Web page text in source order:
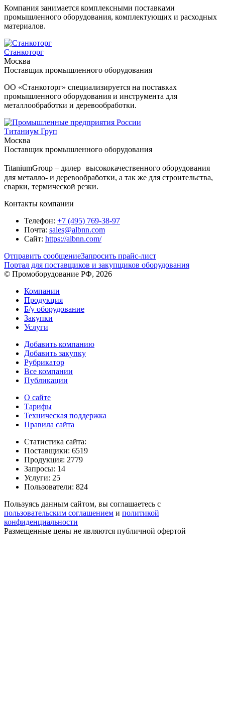
Компания занимается комплексными поставками
промышленного оборудования, комплектующих и расходных
материалов.
Станкоторг
Москва
Поставщик промышленного оборудования
ОО «Станкоторг» специализируется на поставках
промышленного оборудования и инструмента для
металлообработки и деревообработки.
Титаниум Груп
Москва
Поставщик промышленного оборудования
TitaniumGroup – дилер высококачественного оборудования
для металло- и деревообработки, а так же для строительства,
сварки, термической резки.
Контакты компании
Телефон: +7 (495) 769-38-97
Почта: sales@albnn.com
Сайт: https://albnn.com/
Отправить сообщениеЗапросить прайс-лист
Портал для поставщиков и закупщиков оборудования
© Промоборудование РФ, 2026
Компании
Продукция
Б/у оборудование
Закупки
Услуги
Добавить компанию
Добавить закупку
Рубрикатор
Все компании
Публикации
О сайте
Тарифы
Техническая поддержка
Правила сайта
Статистика сайта:
Поставщики: 6519
Продукция: 2779
Запросы: 14
Услуги: 25
Пользователи: 824
Пользуясь данным сайтом, вы соглашаетесь с
пользовательским соглашением и политикой
конфиденциальности
Размещенные цены не являются публичной офертой